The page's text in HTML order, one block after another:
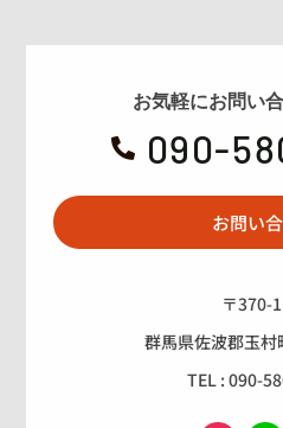
お気軽にお問い
 090-
お問い
〒370-
群馬県佐波郡玉
TEL : 090-